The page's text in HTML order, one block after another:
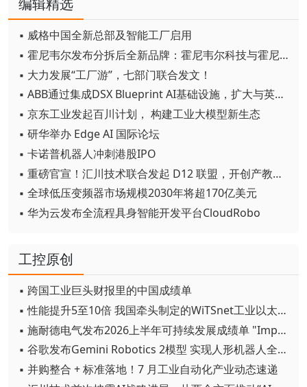
编辑精选
▪ 威格中国全新总部及智能工厂启用
▪ 霍尼韦尔发布分拆后全新品牌：霍尼韦尔科技与霍尼韦尔航空航天
▪ 大力发展“工厂游”，七部门联合发文！
▪ ABB通过集成DSX Blueprint AI基础设施，扩大与英伟达的合作
▪ 京东工业发起百川计划， 构建工业大模型新生态
▪ 研华举办 Edge AI 国际论坛
▪ 卡诺普机器人冲刺港股IPO
▪ 重磅官宣！汇川技术联合发起 D12 联盟，开创产教融合新范式
▪ 全球低压变频器市场规模2030年将超170亿美元
▪ 华为云发布全流程具身智能开发平台CloudRobo
工控原创
▪ 跨国工业巨头财报里的中国成绩单
▪ 性能提升5至10倍 我国牵头制定的WiTSnet工业以太网国际标准正式发布
▪ 施耐德电气发布2026上半年可持续发展成绩单 "Impact 2030"路线图开局稳健
▪ 谷歌发布Gemini Robotics 2模型 实现人形机器人全身智能控制突破
▪ 并购整合 + 标准落地！7 月工业自动化产业动态速递